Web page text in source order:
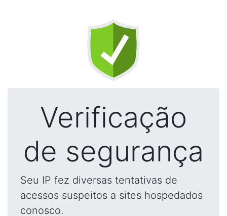
Verificação
de segurança
Seu IP fez diversas tentativas de
acessos suspeitos a sites hospedados
conosco.